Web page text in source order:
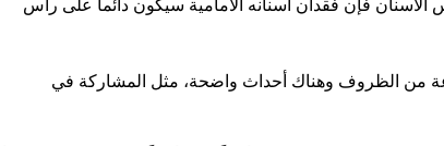
فإن فقدان أسنانه الأمامية سيكون دائماً على رأس
من الظروف وهناك أحداث واضحة، مثل المشاركة في